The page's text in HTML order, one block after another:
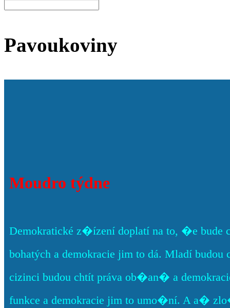
Pavoukoviny
Moudro týdne
Demokratické z�ízení doplatí na to, �e
bohatých a demokracie jim to dá. Mladí
cizinci budou chtít práva ob�an� a
funkce a demokracie jim to umo�ní. A a�